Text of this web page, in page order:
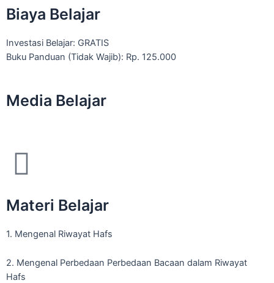
Biaya Belajar
Investasi Belajar: GRATIS
Buku Panduan (Tidak Wajib): Rp. 125.000
Media Belajar
Materi Belajar
1. Mengenal Riwayat Hafs
2. Mengenal Perbedaan Perbedaan Bacaan dalam Riwayat
Hafs